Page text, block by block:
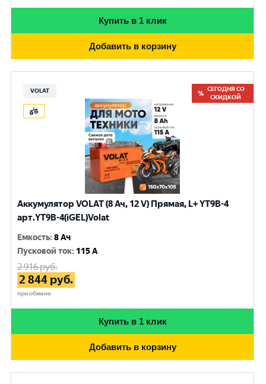
Купить в 1 клик
Добавить в корзину
VOLAT
СЕГОДНЯ СО
СКИДКОЙ
Аккумулятор VOLAT (8 Ач, 12 V) Прямая, L+ YT9B-4
арт.YT9B-4(iGEL)Volat
Емкость:8 Ач
Пусковой ток: 115 A
2 916руб.
2 844 руб.
при обмене
Купить в 1 клик
Добавить в корзину